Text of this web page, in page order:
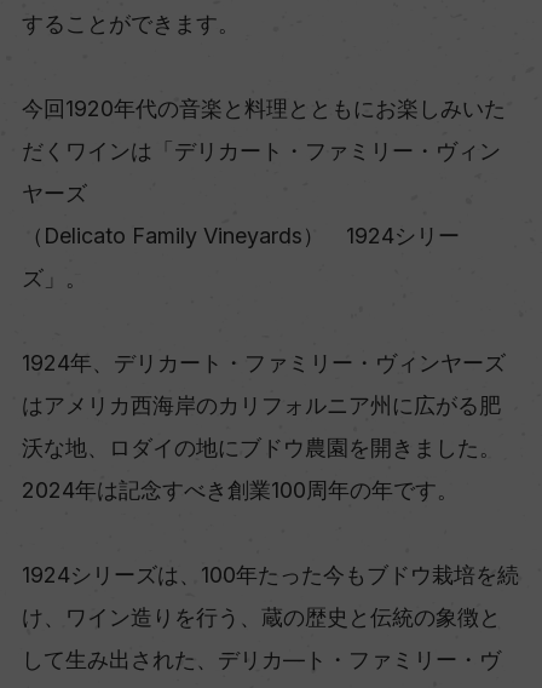
することができます。
今回1920年代の音楽と料理とともにお楽しみいた
だくワインは「デリカート・ファミリー・ヴィン
ヤーズ
（Delicato Family Vineyards） 1924シリー
ズ」。
1924年、デリカート・ファミリー・ヴィンヤーズ
はアメリカ西海岸のカリフォルニア州に広がる肥
沃な地、ロダイの地にブドウ農園を開きました。
2024年は記念すべき創業100周年の年です。
1924シリーズは、100年たった今もブドウ栽培を続
け、ワイン造りを行う、蔵の歴史と伝統の象徴と
して生み出された、デリカ―ト・ファミリー・ヴ